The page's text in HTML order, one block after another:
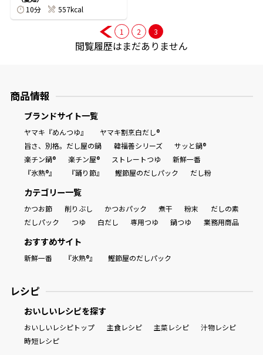
だし粉
おすすめサイト
10分
557kcal
1 2 3
閲覧履歴はまだありません
商品情報
ブランドサイト一覧
ヤマキ『めんつゆ』
ヤマキ割烹白だし®
旨さ、別格。だし屋の鍋
韓福善シリーズ
サッと鍋®
楽チン鍋®
楽チン屋® ストレートつゆ
新鮮一番
『氷熟®』
『踊り節』 鰹節屋のだしパック だし粉
カテゴリー一覧
かつお節 削りぶし かつおパック 煮干 粉末
だしの素
だしパック
つゆ 白だし 専用つゆ 鍋つゆ 業務用商品
おすすめサイト
新鮮一番 『氷熟®』 鰹節屋のだしパック
レシピ
おいしいレシピを探す
おいしいレシピトップ 主食レシピ 主菜レシピ
汁物レシピ
時短レシピ